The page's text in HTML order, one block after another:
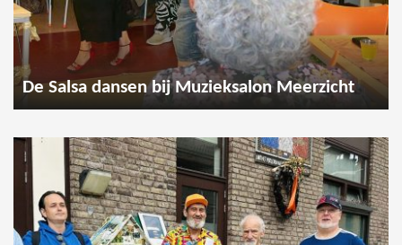
De Salsa dansen bij Muzieksalon Meerzicht